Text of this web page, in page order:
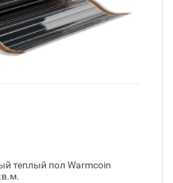
теплый пол Warmcoin